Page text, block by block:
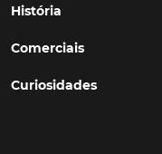
História
Comerciais
Curiosidades